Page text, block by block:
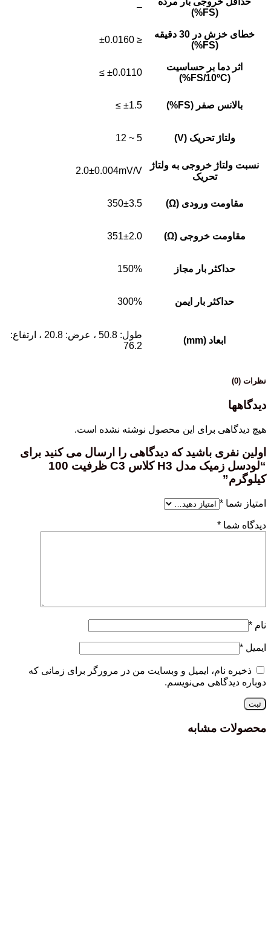
(FS%)
–
خطای خزش در 30 دقیقه
(FS%)
≤ ±0.0160
اثر دما بر حساسیت
(FS/10ºC%)
±0.0110 ≥
بالانس صفر (FS%) ±1.5 ≥
ولتاژ تحریک (V) 5 ~ 12
نسبت ولتاژ خروجی به ولتاژ
تحریک
2.0±0.004mV/V
مقاومت ورودی (Ω) 350±3.5
مقاومت خروجی (Ω) 351±2.0
حداکثر بار مجاز 150%
حداکثر بار ایمن 300%
ابعاد (mm)
طول: 50.8 ، عرض: 20.8 ، ارتفاع:
76.2
نظرات (0)
دیدگاهها
هیچ دیدگاهی برای این محصول نوشته نشده است.
اولین نفری باشید که دیدگاهی را ارسال می کنید برای
“لودسل زمیک مدل H3 کلاس C3 ظرفیت 100
کیلوگرم”
امتیاز شما *
دیدگاه شما *
نام *
ایمیل *
ذخیره نام، ایمیل و وبسایت من در مرورگر برای زمانی که
دوباره دیدگاهی می‌نویسم.
محصولات مشابه